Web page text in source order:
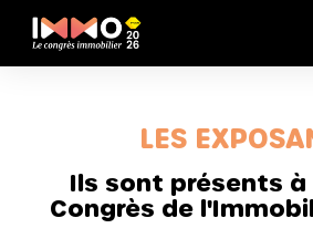
LES
Ils sont présents à
Congrès de